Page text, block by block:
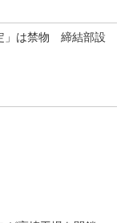
」は禁物 締結部設